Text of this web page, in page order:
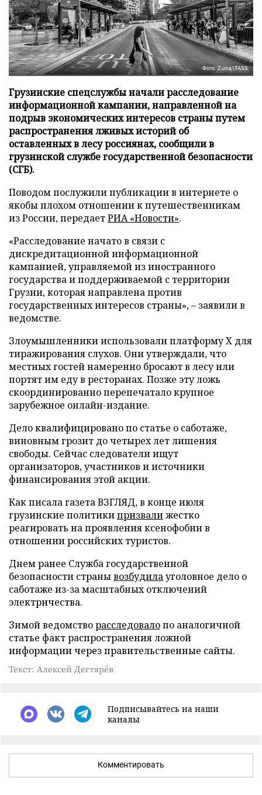
Фото: Zuma\TASS
Грузинские спецслужбы начали расследование
информационной кампании, направленной на
подрыв экономических интересов страны путем
распространения лживых историй об
оставленных в лесу россиянах, сообщили в
грузинской службе государственной безопасности
(СГБ).
Поводом послужили публикации в интернете о
якобы плохом отношении к путешественникам
из России, передаетРИА «Новости».
«Расследование начато в связи с
дискредитационной информационной
кампанией, управляемой из иностранного
государства и поддерживаемой с территории
Грузии, которая направлена против
государственных интересов страны», – заявили в
ведомстве.
Злоумышленники использовали платформу X для
тиражирования слухов. Они утверждали, что
местных гостей намеренно бросают в лесу или
портят им еду в ресторанах. Позже эту ложь
скоординированно перепечатало крупное
зарубежное онлайн-издание.
Дело квалифицировано по статье о саботаже,
виновным грозит до четырех лет лишения
свободы. Сейчас следователи ищут
организаторов, участников и источники
финансирования этой акции.
Как писала газета ВЗГЛЯД, в конце июля
грузинские политикипризвалижестко
реагировать на проявления ксенофобии в
отношении российских туристов.
Днем ранее Служба государственной
безопасности странывозбудилауголовное дело о
саботаже из-за масштабных отключений
электричества.
Зимой ведомстворасследовалопо аналогичной
статье факт распространения ложной
информации через правительственные сайты.
Текст: Алексей Дегтярёв
Подписывайтесь на наши
каналы
Комментировать